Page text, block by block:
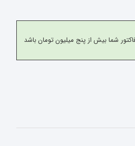
مبلغ فاکتور شما بیش از پنج میلیون تومان باشد